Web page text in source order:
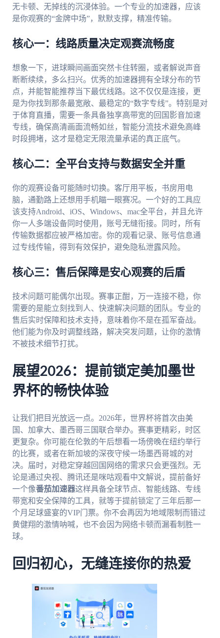
无卡顿、无掉线的沉浸体验。一个专业的加速器，应该
是你观赛的“金牌中场”，默默支撑，精准传输。
核心一：线路质量决定观赛流畅度
想象一下，进球瞬间画面突然卡住转圈，或者解说声音
断断续续，多么扫兴。优秀的加速器拥有全球分布的节
点，并能智能推荐当下最优线路。这不仅仅是连接，更
是为你找到那条最宽敞、最稳定的“数字专线”。特别是对
于体育直播，需要一条具备独享高带宽的回国影音加速
专线，确保高清画面流畅如丝，智能分流技术避免高峰
时段拥堵，这才是稳定无限流量承诺的真正底气。
核心二：全平台支持与数据安全并重
你的观赛设备可能随时切换。客厅用平板，书房用电
脑，通勤路上还想用手机瞄一眼赛况。一个好的工具应
该支持Android、iOS、Windows、mac全平台，并且允许
你一人多端设备同时使用，账号无缝衔接。同时，所有
传输数据都应被严格加密。你的观看记录、账号信息通
过专线传输，得到有效保护，避免隐私泄露风险。
核心三：售后保障是安心观赛的后盾
技术问题可能偶尔出现。赛事正酣，万一连接不稳，你
需要的是能立刻找到人、快速解决问题的团队。专业的
售后实时保障和技术支持，意味着你不是在孤军奋战。
他们能为你及时调整线路，解决突发问题，让你的激情
不被技术细节打扰。
展望2026：提前锁定美加墨世
界杯的畅快体验
让我们把目光放远一点。2026年，世界杯将首次由美
国、加拿大、墨西哥三国联合举办。赛事更精彩，时区
更复杂。你可能在伦敦的午后想看一场傍晚在纽约举行
的比赛，或者在新加坡的深夜守候一场墨西哥城的对
决。届时，对稳定穿越回国网络的需求只会更强烈。无
论是通过央视、腾讯还是咪咕观看中文解说，提前备好
一个像番茄加速器这样具备全球节点、智能线路、专线
带宽和安全保障的工具，就等于提前锁定了三年后那一
个月足球盛宴的VIP门票。你不会再因为地域限制而错过
黄健翔的激情呐喊，也不会因为网络卡顿而漏看制胜一
球。
回归初心，无缝连接你的热爱